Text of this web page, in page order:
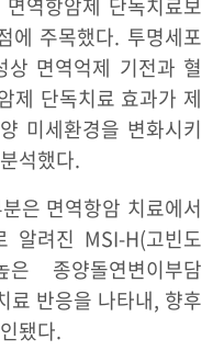
에 주목했다. 투명세포
면역억제 기전과 혈
제 단독치료 효과가 제
미세환경을 변화시키
석했다.
은 면역항암 치료에서
알려진 MSI-H(고빈도
종양돌연변이부담
료 반응을 나타내, 향후
됐다.